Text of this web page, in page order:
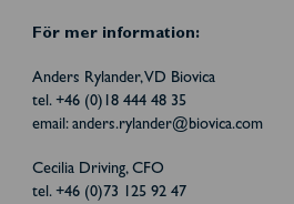
För mer information:
Anders Rylander, VD Biovica
tel. +46 (0)18 444 48 35
email: anders.rylander@biovica.com
Cecilia Driving, CFO
tel. +46 (0)73 125 92 47